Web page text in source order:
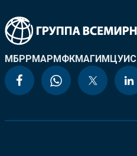
МБРРМАРМФКМАГИМЦУИС